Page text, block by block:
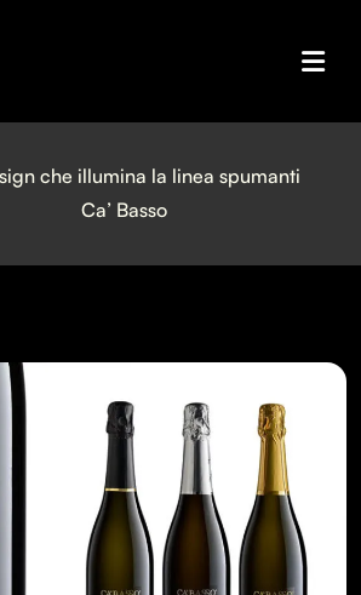
che illumina la linea spumanti
Ca’ Basso